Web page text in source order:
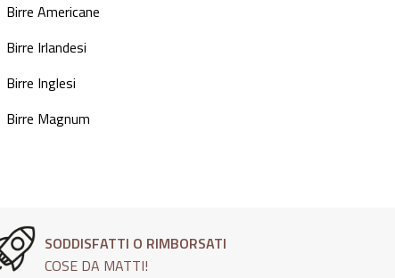
Birre Americane
Birre Irlandesi
Birre Inglesi
Birre Magnum
SODDISFATTI O RIMBORSATI
COSE DA MATTI!